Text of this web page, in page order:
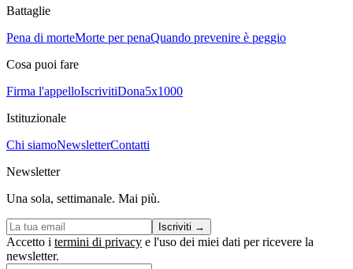
Battaglie
Pena di morteMorte per penaQuando prevenire è peggio
Cosa puoi fare
Firma l'appelloIscrivitiDona5x1000
Istituzionale
Chi siamoNewsletterContatti
Newsletter
Una sola, settimanale. Mai più.
Iscriviti →
Accetto i termini di privacy e l'uso dei miei dati per ricevere la
newsletter.